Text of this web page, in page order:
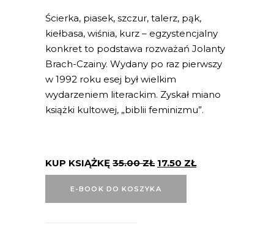
Ścierka, piasek, szczur, talerz, pąk,
kiełbasa, wiśnia, kurz – egzystencjalny
konkret to podstawa rozważań Jolanty
Brach-Czainy. Wydany po raz pierwszy
w 1992 roku esej był wielkim
wydarzeniem literackim. Zyskał miano
książki kultowej, „biblii feminizmu”.
KUP KSIĄŻKĘ 35.00ZŁ 17.50 ZŁ
E-BOOK DO KOSZYKA